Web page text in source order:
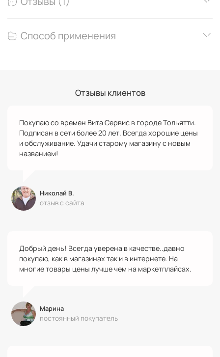
Способ применения
Отзывы клиентов
Покупаю со времен Вита Сервис в городе Тольятти.
Подписан в сети более 20 лет. Всегда хорошие цены
и обслуживание. Удачи старому магазину с новым
названием!
Николай В.
отзыв с сайта
Добрый день! Всегда уверена в качестве..давно
покупаю, как в магазинах так и в интернете. На
многие товары цены лучше чем на маркетплайсах.
Марина
постоянный покупатель